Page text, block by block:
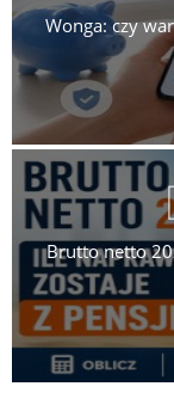
Wonga: czy
Brutto netto